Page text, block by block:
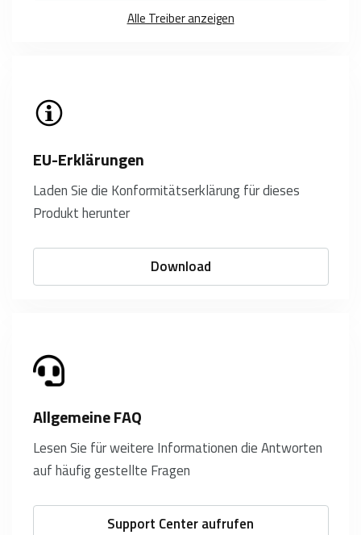
Alle Treiber anzeigen
EU-Erklärungen
Laden Sie die Konformitätserklärung für dieses
Produkt herunter
Download
Allgemeine FAQ
Lesen Sie für weitere Informationen die Antworten
auf häufig gestellte Fragen
Support Center aufrufen